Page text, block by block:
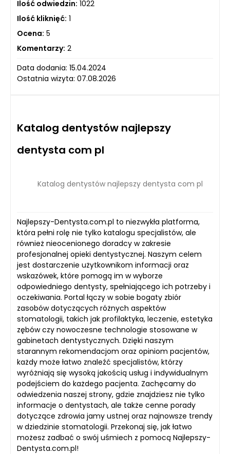
Ilość odwiedzin: 1022
Ilość kliknięć: 1
Ocena: 5
Komentarzy: 2
Data dodania: 15.04.2024
Ostatnia wizyta: 07.08.2026
Katalog dentystów najlepszy
dentysta com pl
Katalog dentystów najlepszy dentysta com pl
Najlepszy-Dentysta.com.pl to niezwykła platforma,
która pełni rolę nie tylko katalogu specjalistów, ale
również nieocenionego doradcy w zakresie
profesjonalnej opieki dentystycznej. Naszym celem
jest dostarczenie użytkownikom informacji oraz
wskazówek, które pomogą im w wyborze
odpowiedniego dentysty, spełniającego ich potrzeby i
oczekiwania. Portal łączy w sobie bogaty zbiór
zasobów dotyczących różnych aspektów
stomatologii, takich jak profilaktyka, leczenie, estetyka
zębów czy nowoczesne technologie stosowane w
gabinetach dentystycznych. Dzięki naszym
starannym rekomendacjom oraz opiniom pacjentów,
każdy może łatwo znaleźć specjalistów, którzy
wyróżniają się wysoką jakością usług i indywidualnym
podejściem do każdego pacjenta. Zachęcamy do
odwiedzenia naszej strony, gdzie znajdziesz nie tylko
informacje o dentystach, ale także cenne porady
dotyczące zdrowia jamy ustnej oraz najnowsze trendy
w dziedzinie stomatologii. Przekonaj się, jak łatwo
możesz zadbać o swój uśmiech z pomocą Najlepszy-
Dentysta.com.pl!